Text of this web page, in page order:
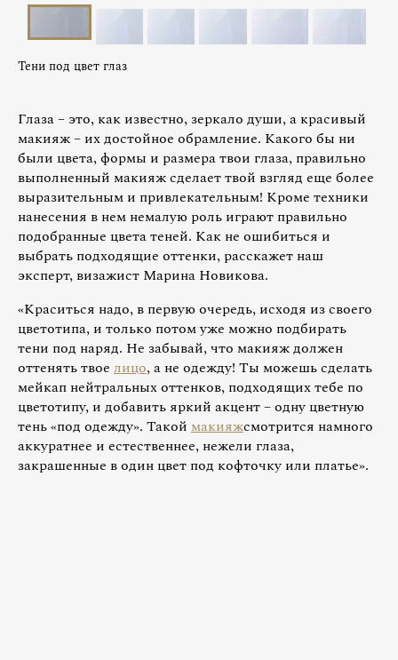
Тени под цвет глаз
Глаза – это, как известно, зеркало души, а красивый
макияж – их достойное обрамление. Какого бы ни
были цвета, формы и размера твои глаза, правильно
выполненный макияж сделает твой взгляд еще более
выразительным и привлекательным! Кроме техники
нанесения в нем немалую роль играют правильно
подобранные цвета теней. Как не ошибиться и
выбрать подходящие оттенки, расскажет наш
эксперт, визажист Марина Новикова.
«Краситься надо, в первую очередь, исходя из своего
цветотипа, и только потом уже можно подбирать
тени под наряд. Не забывай, что макияж должен
оттенять твое лицо, а не одежду! Ты можешь сделать
мейкап нейтральных оттенков, подходящих тебе по
цветотипу, и добавить яркий акцент – одну цветную
тень «под одежду». Такой макияжсмотрится намного
аккуратнее и естественнее, нежели глаза,
закрашенные в один цвет под кофточку или платье».